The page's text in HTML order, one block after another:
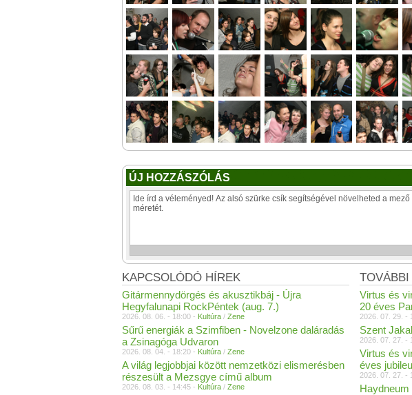
ÚJ HOZZÁSZÓLÁS
Virtus és
20 éves
2026. 07. 29. -
Szent
2026. 07. 27. -
Virtus és
éves
2026. 07. 27. -
KAPCSOLÓDÓ HÍREK
Gitármennydörgés és akusztikbáj - Újra
Hegyfalunapi RockPéntek (aug. 7.)
2026. 08. 06. - 18:00 - Kultúra / Zene
Sűrű energiák a Szimfiben - Novelzone daláradás
a Zsinagóga Udvaron
2026. 08. 04. - 18:20 - Kultúra / Zene
A világ legjobbjai között nemzetközi elismerésben
részesült a Mezsgye című album
2026. 08. 03. - 14:45 - Kultúra / Zene